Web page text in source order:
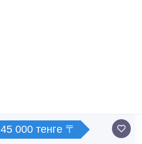
45 000 тенге 〒